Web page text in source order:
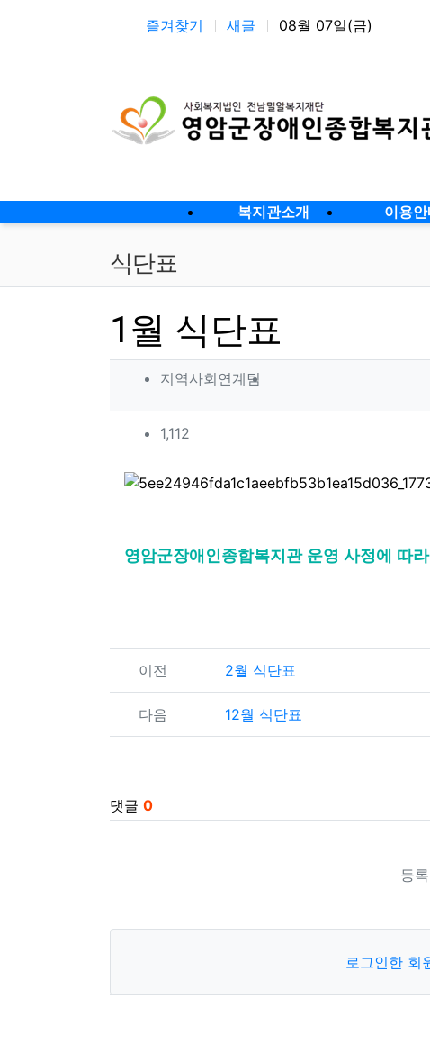
즐겨찾기 새글 08월 07일(금)
복지관소개 이용안
식단표
1월 식단표
작성자 정보
지역사회연계팀
컨텐츠 정보
1,112
본문
영암군장애인종합복지관 운영 사정에 따
관련자료
이전 2월 식단표
다음 12월 식단표
댓글 0
등
로그인한 회